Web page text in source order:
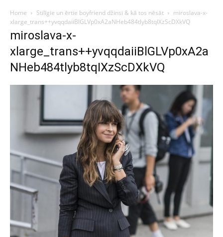
Home Stilīgie un ērtie boyfriend džinsi & kā tos nēsāt
miroslava-x-
xlarge_trans++yvqqdaiiBlGLVp0xA2aNHeb484tlyb8tqIXzScDXkVQ
miroslava-x-
xlarge_trans++yvqqdaiiBlGLVp0xA2a
NHeb484tlyb8tqIXzScDXkVQ